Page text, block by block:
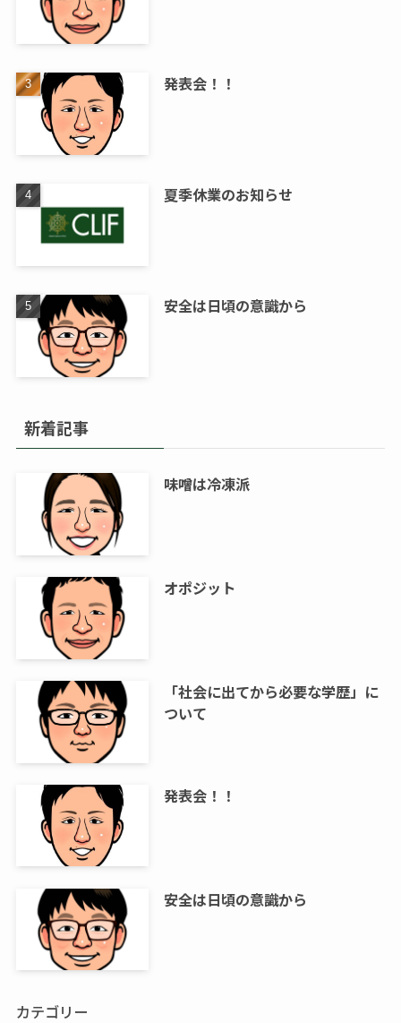
発表会！！
夏季休業のお知らせ
安全は日頃の意識から
新着記事
味噌は冷凍派
オポジット
「社会に出てから必要な学歴」に
ついて
発表会！！
安全は日頃の意識から
カテゴリー